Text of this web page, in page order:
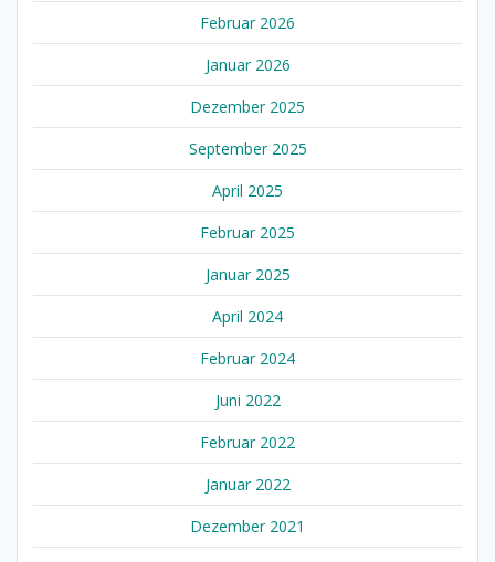
Februar 2026
Januar 2026
Dezember 2025
September 2025
April 2025
Februar 2025
Januar 2025
April 2024
Februar 2024
Juni 2022
Februar 2022
Januar 2022
Dezember 2021